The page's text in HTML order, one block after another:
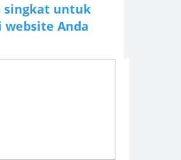
singkat untuk
Anda